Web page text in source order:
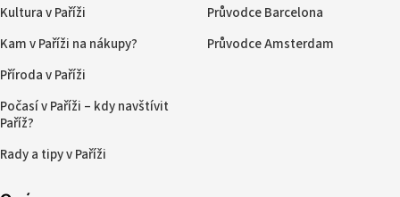
Kultura v Paříži
Kam v Paříži na nákupy?
Příroda v Paříži
Počasí v Paříži – kdy navštívit
Paříž?
Rady a tipy v Paříži
Průvodce Barcelona
Průvodce Amsterdam